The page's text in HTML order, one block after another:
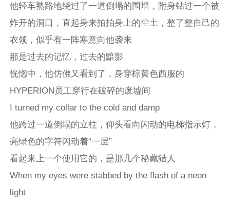
他轻车熟路地绕过了一道倒塌的围墙，附身钻过一个被
炸开的洞口，直起身来拍拍身上的尘土，整了整自己的
衣领，似乎有一阵寒意向他袭来
那是过去的记忆，过去的黯影
恍惚中，他仿佛又看到了，身穿棕黄色西服的
HYPERION员工穿行在破碎的废墟间
I turned my collar to the cold and damp
他跨过一道倒塌的立柱，仰头看向闪动的电梯指示灯，
亮绿色的字符闪动着“一层”
看起来上一个使用它的，是那几个秘藏猎人
When my eyes were stabbed by the flash of a neon
light